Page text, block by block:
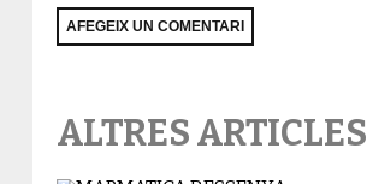
ALTRES ARTICLES